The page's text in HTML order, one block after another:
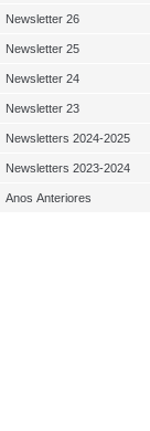
Newsletter 26
Newsletter 25
Newsletter 24
Newsletter 23
Newsletters 2024-2025
Newsletters 2023-2024
Anos Anteriores